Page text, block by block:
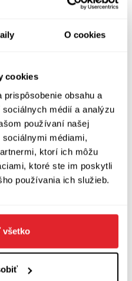
O cookies
cookies
obsahu a
médií a analýzu
používaní našej
médiami,
ktorí ich môžu
ktoré ste im poskytli
používania ich služieb.
všetko
ktoré nemôžeme
úzkosti a dojem
tu môžeme do istej
naším a
V každom
že príroda/Boh je
signál sám so
asi tuší, kde
– ďaleko od
oblohu.